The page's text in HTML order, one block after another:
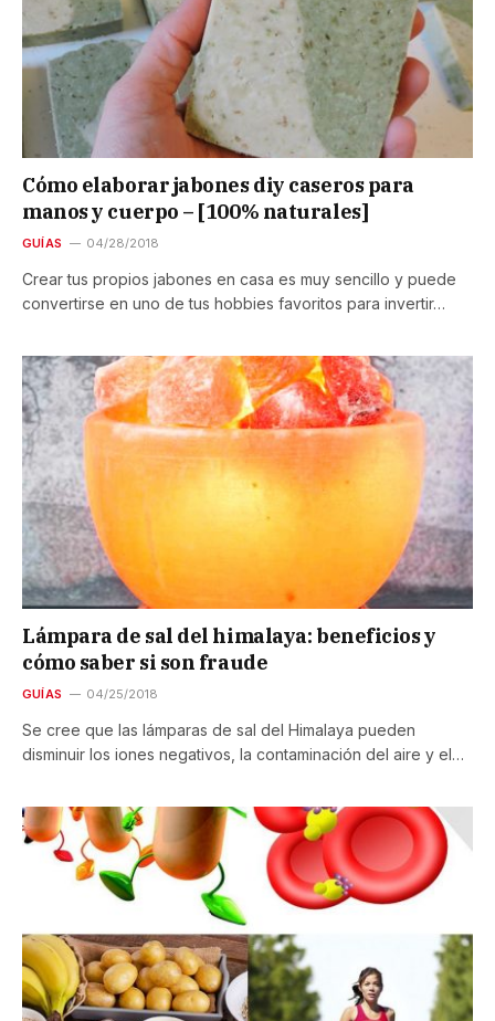
Cómo elaborar jabones diy caseros para
manos y cuerpo – [100% naturales]
GUÍAS 04/28/2018
Crear tus propios jabones en casa es muy sencillo y puede
convertirse en uno de tus hobbies favoritos para invertir…
Lámpara de sal del himalaya: beneficios y
cómo saber si son fraude
GUÍAS 04/25/2018
Se cree que las lámparas de sal del Himalaya pueden
disminuir los iones negativos, la contaminación del aire y el…